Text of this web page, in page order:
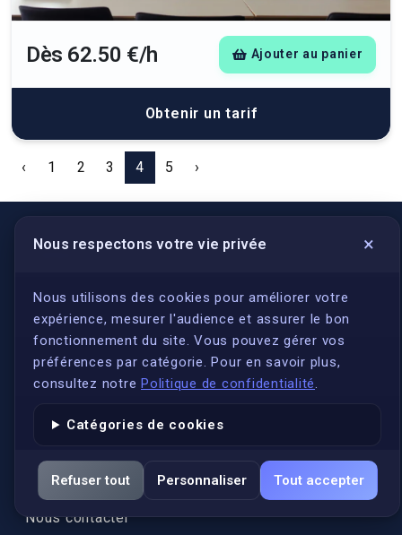
Dès 62.50 €/h Ajouter au panier
Obtenir un tarif
‹ 1 2 3 4 5 ›
Nous respectons votre vie privée ×
Nous utilisons des cookies pour améliorer votre
expérience, mesurer l'audience et assurer le bon
fonctionnement du site. Vous pouvez gérer vos
préférences par catégorie. Pour en savoir plus,
consultez notre Politique de confidentialité.
Catégories de cookies
Refuser tout Personnaliser Tout accepter
LIENS UTILES
S'inscrire
Qui sommes-nous ?
Conformité
Annuaires des traducteurs assermentés
Actualités
Services
FAQ
Nous contacter